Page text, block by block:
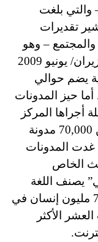
والتي بلغت
تقديرات
والمجتمع – وهو
معهد بحوث بجامعة هارفارد – في حزيران/ يونيو 2009
يضم حوالي
أما حيز المدونات
أجراها المركز
ذاته في عام 2009، إلى أنه يتألف من 70,000 مدونة
المدونات
الخاص
يصنف اللغة
الفارسية – التي لا ينطق بها سوى 75 مليون إنسان في
الأكثر